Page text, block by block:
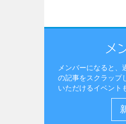
メンバーになると、
の記事をスクラップ
いただけるイベント